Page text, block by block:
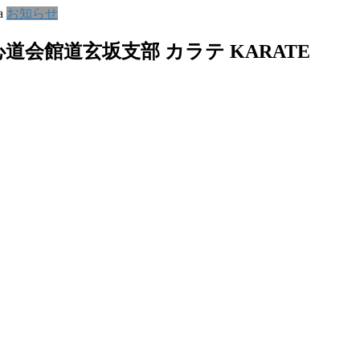
お知らせ
会館道玄坂支部 カラテ KARATE